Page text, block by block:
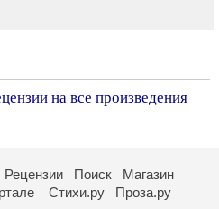
на все произведения
Рецензии Поиск
Магазин
Стихи.ру Проза.ру